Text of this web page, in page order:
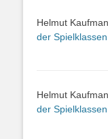
Helmut
der
Helmut
der